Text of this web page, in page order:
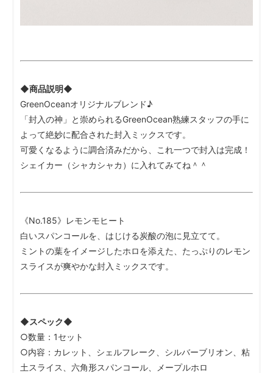
◆商品説明◆
GreenOceanオリジナルブレンド♪
「封入の神」と崇められるGreenOcean熟練スタッフの手に
よって絶妙に配合された封入ミックスです。
可愛くなるように調合済みだから、これ一つで封入は完成！
シェイカー（シャカシャカ）に入れてみてね＾＾
《No.185》レモンモヒート
白いスパンコールを、はじける炭酸の泡に見立てて。
ミントの葉をイメージしたホロを添えた、たっぷりのレモン
スライスが爽やかな封入ミックスです。
◆スペック◆
○数量：1セット
○内容：カレット、シェルフレーク、シルバーブリオン、粘
土スライス、六角形スパンコール、メープルホロ